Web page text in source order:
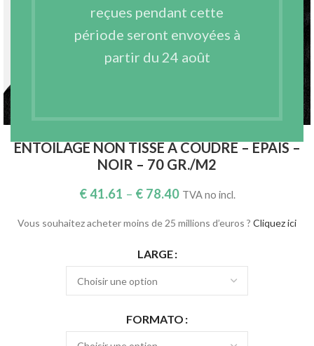
reçues pendant cette
période seront envoyées à
partir du 24 août
ENTOILAGE NON TISSÉ À COUDRE – ÉPAIS –
NOIR – 70 GR./M2
€41.61 – €78.40 TVA no incl.
Vous souhaitez acheter moins de 25 millions d’euros ? Cliquez ici
LARGE
FORMATO